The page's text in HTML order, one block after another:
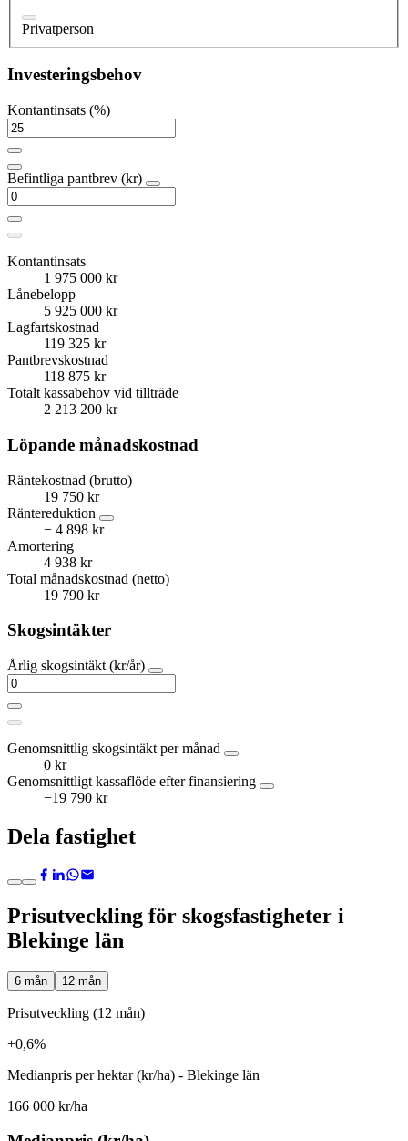
Privatperson
Investeringsbehov
Kontantinsats (%)
Befintliga pantbrev (kr)
Kontantinsats
1 975 000 kr
Lånebelopp
5 925 000 kr
Lagfartskostnad
119 325 kr
Pantbrevskostnad
118 875 kr
Totalt kassabehov vid tillträde
2 213 200 kr
Löpande månadskostnad
Räntekostnad (brutto)
19 750 kr
Räntereduktion
− 4 898 kr
Amortering
4 938 kr
Total månadskostnad (netto)
19 790 kr
Skogsintäkter
Årlig skogsintäkt (kr/år)
Genomsnittlig skogsintäkt per månad
0 kr
Genomsnittligt kassaflöde efter finansiering
−19 790 kr
Dela fastighet
Prisutveckling för skogsfastigheter i
Blekinge län
6 mån 12 mån
Prisutveckling (12 mån)
+0,6%
Medianpris per hektar (kr/ha) - Blekinge län
166 000 kr/ha